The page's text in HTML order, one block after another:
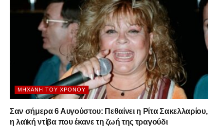
ΜΗΧΑΝΉ ΤΟΥ ΧΡΌΝΟΥ
Σαν σήμερα 6 Αυγούστου: Πεθαίνει η Ρίτα Σακελλαρίου,
η λαϊκή ντίβα που έκανε τη ζωή της τραγούδι